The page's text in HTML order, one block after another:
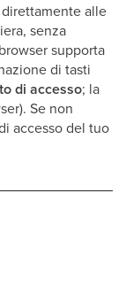
alle
senza
supporta
di tasti
di accesso; la
Se non
accesso del tuo